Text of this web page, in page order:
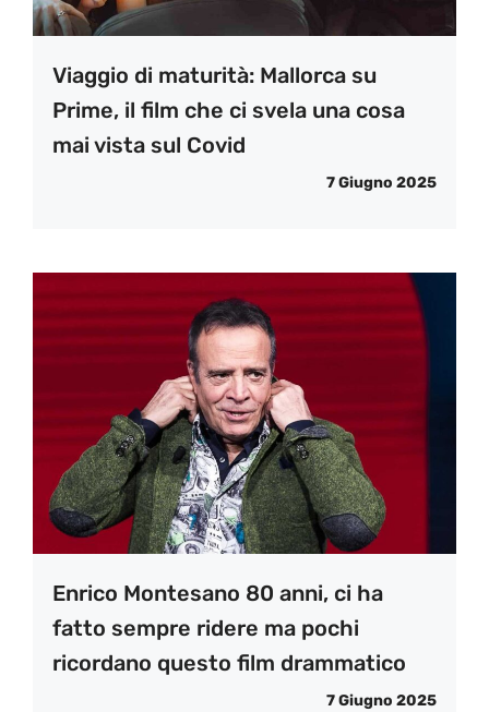
Viaggio di maturità: Mallorca su
Prime, il film che ci svela una cosa
mai vista sul Covid
7 Giugno 2025
Enrico Montesano 80 anni, ci ha
fatto sempre ridere ma pochi
ricordano questo film drammatico
7 Giugno 2025